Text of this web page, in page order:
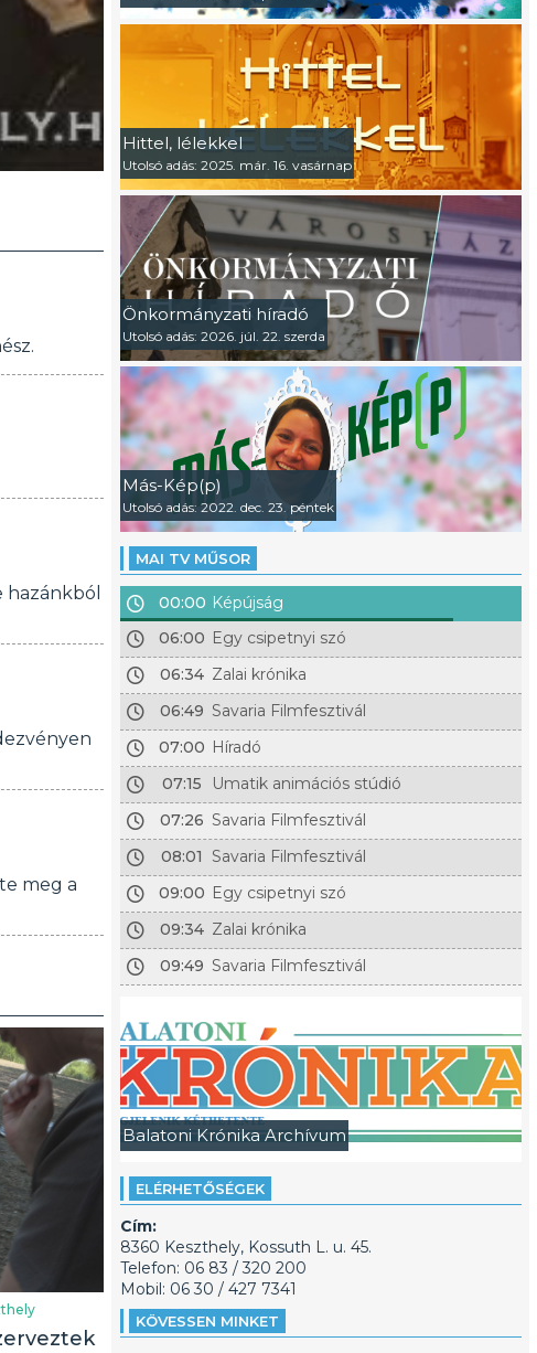
meg a
Hittel, lélekkel
Utolsó adás: 2025. már. 16. vasárnap
Önkormányzati híradó
Utolsó adás: 2026. júl. 22. szerda
Más-Kép(p)
Utolsó adás: 2022. dec. 23. péntek
MAI TV MŰSOR
00:00 Képújság
06:00 Egy csipetnyi szó
06:34 Zalai krónika
06:49 Savaria Filmfesztivál
07:00 Híradó
07:15
Umatik animációs stúdió
07:26 Savaria Filmfesztivál
08:01
Savaria Filmfesztivál
09:00 Egy csipetnyi szó
09:34 Zalai krónika
09:49 Savaria Filmfesztivál
Balatoni Krónika Archívum
ELÉRHETŐSÉGEK
Cím:
8360 Keszthely, Kossuth L. u. 45.
Telefon: 06 83 / 320 200
Mobil: 06 30 / 427 7341
KÖVESSEN MINKET